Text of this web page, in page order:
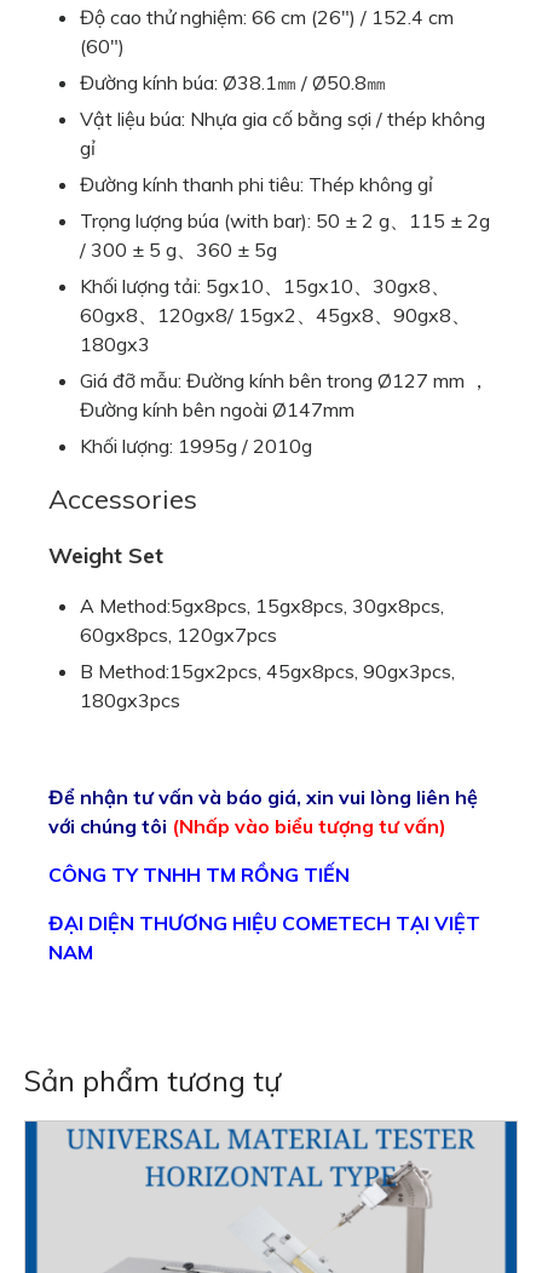
Độ cao thử nghiệm: 66 cm (26″) / 152.4 cm
(60″)
Đường kính búa: Ø38.1㎜ / Ø50.8㎜
Vật liệu búa: Nhựa gia cố bằng sợi / thép không
gỉ
Đường kính thanh phi tiêu: Thép không gỉ
Trọng lượng búa (with bar): 50 ± 2 g、115 ± 2g
/ 300 ± 5 g、360 ± 5g
Khối lượng tải: 5gx10、15gx10、30gx8、
60gx8、120gx8/ 15gx2、45gx8、90gx8、
180gx3
Giá đỡ mẫu: Đường kính bên trong Ø127 mm ，
Đường kính bên ngoài Ø147mm
Khối lượng: 1995g / 2010g
Accessories
Weight Set
A Method:5gx8pcs, 15gx8pcs, 30gx8pcs,
60gx8pcs, 120gx7pcs
B Method:15gx2pcs, 45gx8pcs, 90gx3pcs,
180gx3pcs
Để nhận tư vấn và báo giá, xin vui lòng liên hệ
với chúng tôi (Nhấp vào biểu tượng tư vấn)
CÔNG TY TNHH TM RỒNG TIẾN
ĐẠI DIỆN THƯƠNG HIỆU COMETECH TẠI VIỆT
NAM
Sản phẩm tương tự